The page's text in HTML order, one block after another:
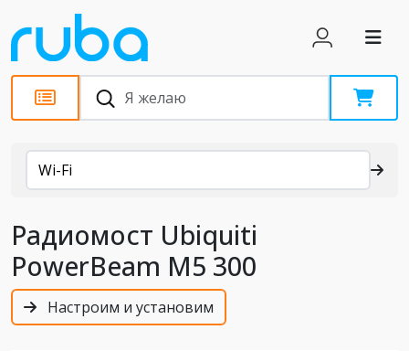
Каталог
Wi-Fi
Радиомост Ubiquiti
PowerBeam M5 300
Настроим и установим